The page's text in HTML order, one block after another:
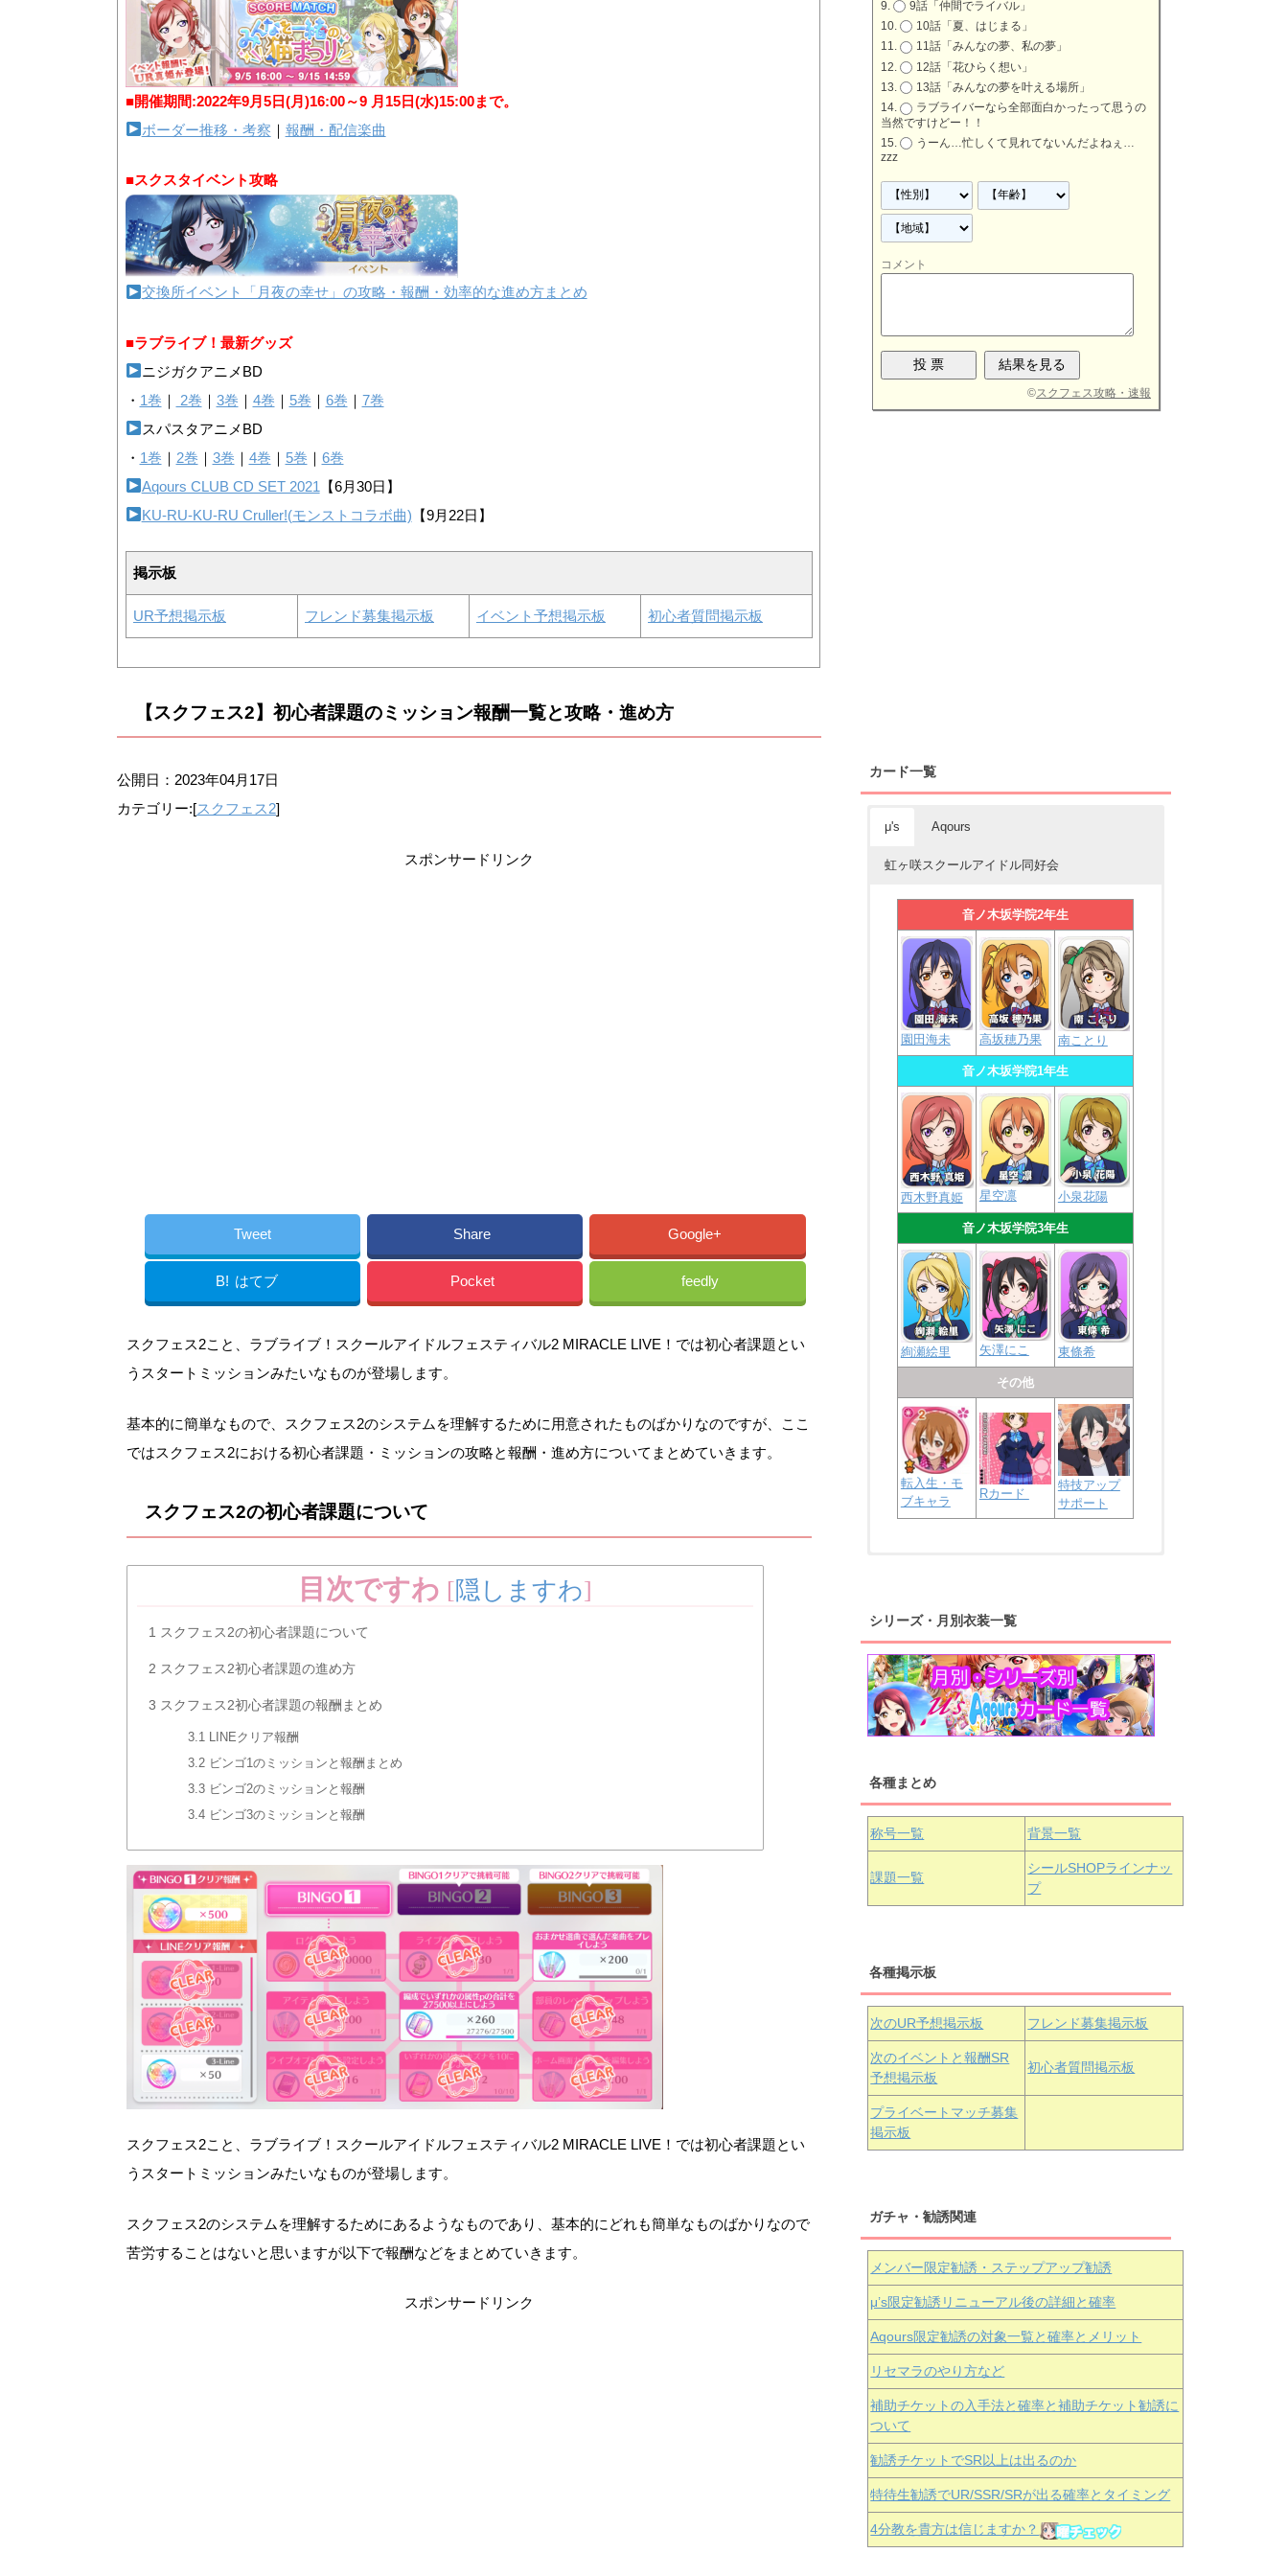
■開催期間:2022年9月5日(月)16:00～9 月15日(水)15:00まで。
ボーダー推移・考察 ｜ 報酬・配信楽曲
■スクスタイベント攻略
交換所イベント「月夜の幸せ」の攻略・報酬・効率的な進め方まとめ
■ラブライブ！最新グッズ
ニジガクアニメBD
・ 1巻 ｜ 2巻 ｜ 3巻 ｜ 4巻 ｜ 5巻 ｜ 6巻 ｜ 7巻
スパスタアニメBD
・ 1巻 ｜ 2巻 ｜ 3巻 ｜ 4巻 ｜ 5巻 ｜ 6巻
Aqours CLUB CD SET 2021 【6月30日】
KU-RU-KU-RU Cruller!(モンストコラボ曲) 【9月22日】
掲示板
UR予想掲示板 フレンド募集掲示板 イベント予想掲示板 初心者質問掲示板
【スクフェス2】初心者課題のミッション報酬一覧と攻略・進め方
公開日： 2023年04月17日
カテゴリー:[スクフェス2]
スポンサードリンク
Tweet Share Google+
B! はてブ Pocket feedly
スクフェス2こと、ラブライブ！スクールアイドルフェスティバル2 MIRACLE LIVE！では初心者課題とい
うスタートミッションみたいなものが登場します。
基本的に簡単なもので、スクフェス2のシステムを理解するために用意されたものばかりなのですが、ここ
ではスクフェス2における初心者課題・ミッションの攻略と報酬・進め方についてまとめていきます。
スクフェス2の初心者課題について
目次ですわ [隠しますわ]
1 スクフェス2の初心者課題について
2 スクフェス2初心者課題の進め方
3 スクフェス2初心者課題の報酬まとめ
3.1 LINEクリア報酬
3.2 ビンゴ1のミッションと報酬まとめ
3.3 ビンゴ2のミッションと報酬
3.4 ビンゴ3のミッションと報酬
スクフェス2こと、ラブライブ！スクールアイドルフェスティバル2 MIRACLE LIVE！では初心者課題とい
うスタートミッションみたいなものが登場します。
スクフェス2のシステムを理解するためにあるようなものであり、基本的にどれも簡単なものばかりなので
苦労することはないと思いますが以下で報酬などをまとめていきます。
スポンサードリンク
9話「仲間でライバル」
10話「夏、はじまる」
11話「みんなの夢、私の夢」
12話「花ひらく想い」
13話「みんなの夢を叶える場所」
ラブライバーなら全部面白かったって思うの
当然ですけどー！！
うーん…忙しくて見れてないんだよねぇ…
zzz
コメント
©スクフェス攻略・速報
カード一覧
μ's Aqours
虹ヶ咲スクールアイドル同好会
音ノ木坂学院2年生
園田海未 高坂穂乃果 南ことり
音ノ木坂学院1年生
西木野真姫 星空凛 小泉花陽
音ノ木坂学院3年生
絢瀬絵里 矢澤にこ 東條希
その他
転入生・モ
ブキャラ
Rカード
特技アップ
サポート
桜内梨子 高海千歌 渡辺曜
浦の星女学院1年生
津島善子 黒澤ルビィ 国木田花丸
浦の星女学院3年生
黒澤ダイヤ
上原歩夢 宮下愛 優木せつ菜
虹ヶ咲学園1年生
中須かすみ 天王寺璃奈 桜坂しずく
近江彼方
エマ・ヴェ
シリーズ・月別衣装一覧
各種まとめ
称号一覧 背景一覧
課題一覧
シールSHOPラインナッ
プ
各種掲示板
次のUR予想掲示板 フレンド募集掲示板
次のイベントと報酬SR
予想掲示板
初心者質問掲示板
プライベートマッチ募集
掲示板
ガチャ・勧誘関連
メンバー限定勧誘・ステップアップ勧誘
μ’s限定勧誘リニューアル後の詳細と確率
Aqours限定勧誘の対象一覧と確率とメリット
リセマラのやり方など
補助チケットの入手法と確率と補助チケット勧誘に
ついて
勧誘チケットでSR以上は出るのか
特待生勧誘でUR/SSR/SRが出る確率とタイミング
4分教を貴方は信じますか？